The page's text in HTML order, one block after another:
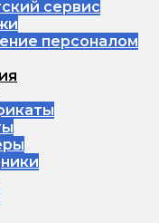
сервис
персоналом